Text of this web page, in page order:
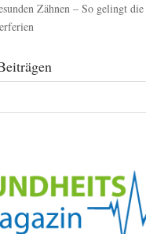
Zähnen – So gelingt